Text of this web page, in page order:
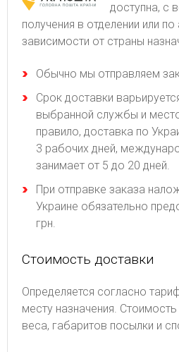
доступна, с
получения в отделении или
зависимости от страны
Обычно мы отправляем
Срок доставки
выбранной службы и
правило, доставка по
3 рабочих дней,
занимает от 5 до 20 дней.
При отправке заказа
Украине обязательно
грн.
Стоимость доставки
Определяется согласно
месту назначения.
веса, габаритов посылки и